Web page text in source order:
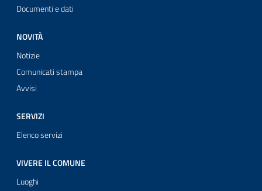
Documenti e dati
NOVITÀ
Notizie
Comunicati stampa
Avvisi
SERVIZI
Elenco servizi
VIVERE IL COMUNE
Luoghi